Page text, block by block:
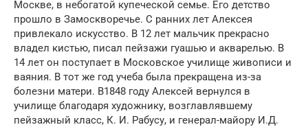
Москве, в небогатой купеческой семье. Его детство
прошло в Замоскворечье. С ранних лет Алексея
привлекало искусство. В 12 лет мальчик прекрасно
владел кистью, писал пейзажи гуашью и акварелью. В
14 лет он поступает в Московское училище живописи и
ваяния. В тот же год учеба была прекращена из-за
болезни матери. В1848 году Алексей вернулся в
училище благодаря художнику, возглавлявшему
пейзажный класс, К. И. Рабусу, и генерал-майору И.Д.